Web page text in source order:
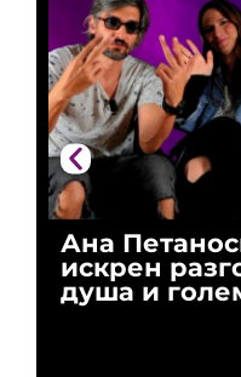
Ана
искрен
душа и